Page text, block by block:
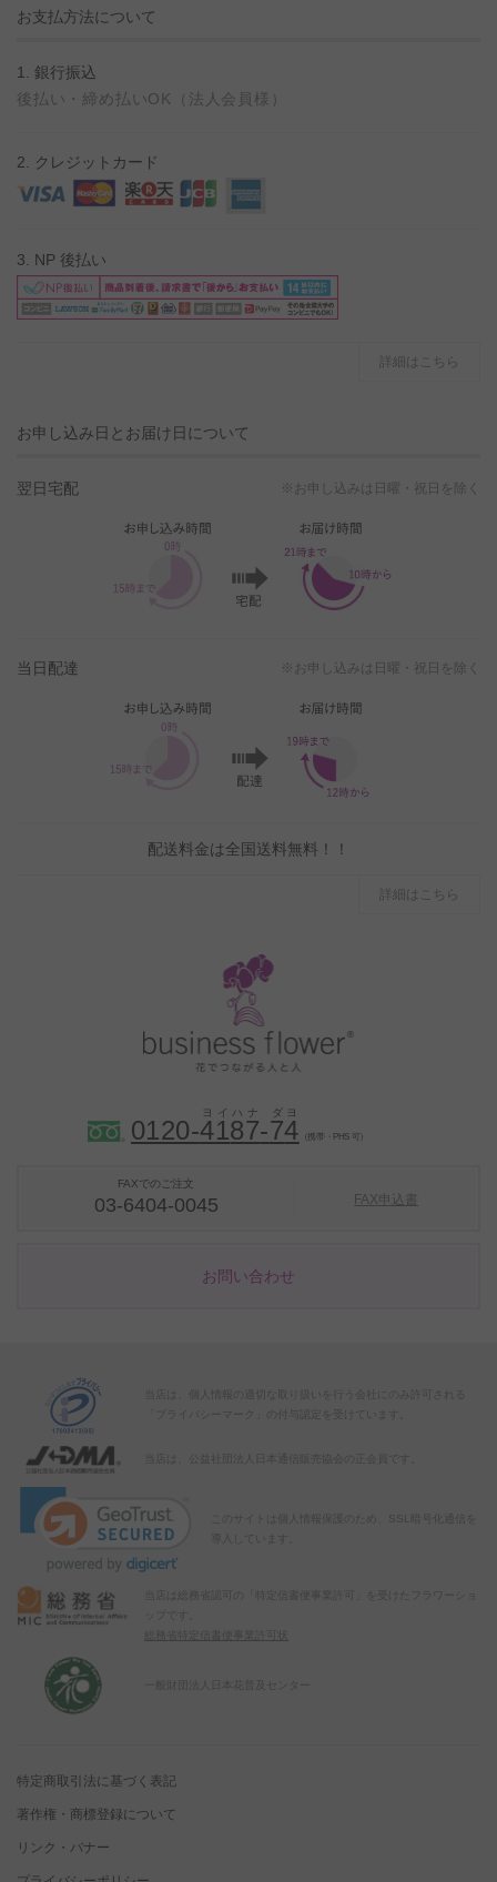
お支払方法について
1. 銀行振込
後払い・締め払いOK（法人会員様）
2. クレジットカード
3. NP 後払い
詳細はこちら
お申し込み日とお届け日について
翌日宅配 ※お申し込みは日曜・祝日を除く
当日配達 ※お申し込みは日曜・祝日を除く
配送料金は全国送料無料！！
詳細はこちら
0120-4187-74 （携帯・PHS 可）
FAXでのご注文
03-6404-0045 FAX申込書
お問い合わせ
当店は、個人情報の適切な取り扱いを行う会社にのみ許可される
「プライバシーマーク」の付与認定を受けています。
当店は、公益社団法人日本通信販売協会の正会員です。
このサイトは個人情報保護のため、SSL暗号化通信を
導入しています。
当店は総務省認可の「特定信書便事業許可」を受けたフラワーショ
総務省特定信書便事業許可状
特定商取引法に基づく表記
著作権・商標登録について
リンク・バナー